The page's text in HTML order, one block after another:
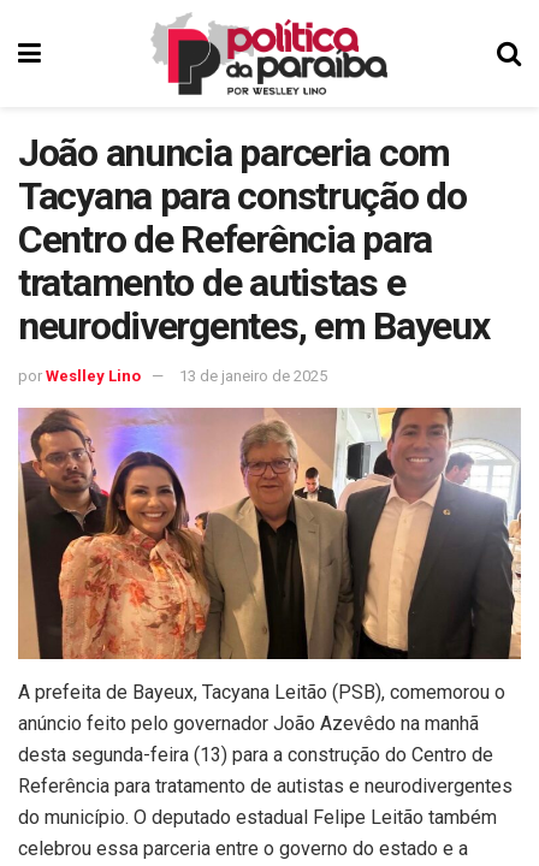
João anuncia parceria com
Tacyana para construção do
Centro de Referência para
tratamento de autistas e
neurodivergentes, em Bayeux
por Weslley Lino 13 de janeiro de 2025
A prefeita de Bayeux, Tacyana Leitão (PSB), comemorou o
anúncio feito pelo governador João Azevêdo na manhã
desta segunda-feira (13) para a construção do Centro de
Referência para tratamento de autistas e neurodivergentes
do município. O deputado estadual Felipe Leitão também
celebrou essa parceria entre o governo do estado e a